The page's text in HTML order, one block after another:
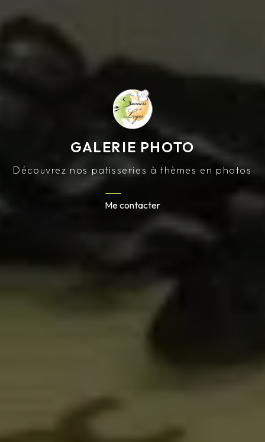
GALERIE PHOTO
Découvrez nos patisseries à thèmes en photos
Me contacter